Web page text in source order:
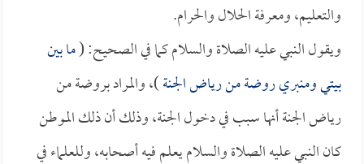
والتعليم، ومعرفة الحلال والحرام.
ويقول النبي عليه الصلاة والسلام كما في الصحيح: (ما بين
بيتي ومنبري روضة من رياض الجنة)، والمراد بروضة من
رياض الجنة أنها سبب في دخول الجنة، وذلك أن ذلك الموطن
كان النبي عليه الصلاة والسلام يعلم فيه أصحابه، وللعلماء في